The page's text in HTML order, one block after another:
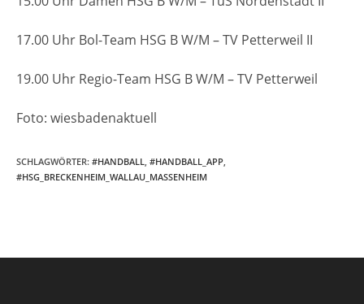
17.00 Uhr Bol-Team HSG B W/M – TV Petterweil II
19.00 Uhr Regio-Team HSG B W/M – TV Petterweil
Foto: wiesbadenaktuell
SCHLAGWÖRTER: #HANDBALL #HANDBALL_APP
#HSG_BRECKENHEIM_WALLAU_MASSENHEIM